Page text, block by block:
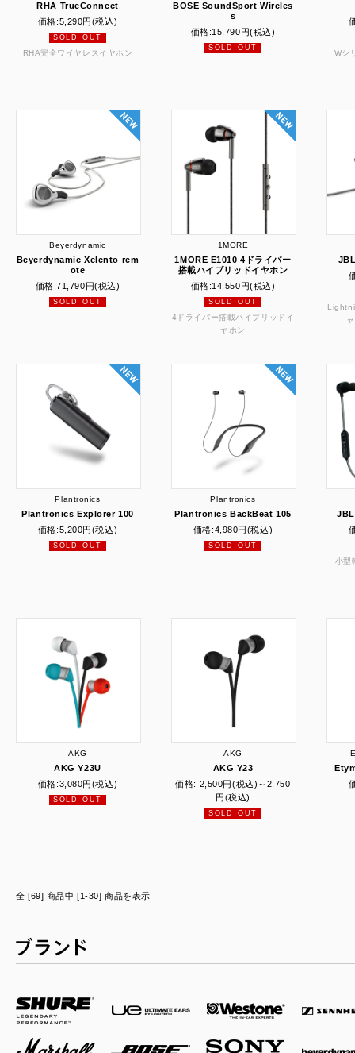
RHA TrueConnect
価格:5,290円(税込)
SOLD OUT
RHA完全ワイヤレスイヤホン
BOSE SoundSport Wireles
s
価格:15,790円(税込)
SOLD OUT
Wシ
Beyerdynamic
Beyerdynamic Xelento rem
ote
価格:71,790円(税込)
SOLD OUT
1MORE
1MORE E1010 4ドライバー
搭載ハイブリッドイヤホン
価格:14,550円(税込)
SOLD OUT
4ドライバー搭載ハイブリッドイ
ヤホン
Plantronics
Plantronics Explorer 100
価格:5,200円(税込)
SOLD OUT
Plantronics
Plantronics BackBeat 105
価格:4,980円(税込)
SOLD OUT
小型
AKG
AKG Y23U
価格:3,080円(税込)
SOLD OUT
AKG
AKG Y23
価格: 2,500円(税込) ～2,750
円(税込)
SOLD OUT
全 [69] 商品中 [1-30] 商品を表示